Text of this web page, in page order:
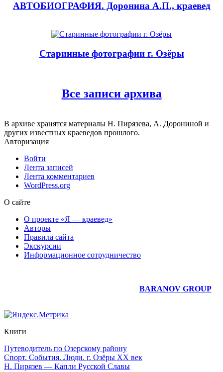
АВТОБИОГРАФИЯ. Доронина А.П., краевед
Старинные фотографии г. Озёры
Все записи архива
В архиве хранятся материалы Н. Пирязева, А. Дорониной и
других известных краеведов прошлого.
Авторизация
Войти
Лента записей
Лента комментариев
WordPress.org
О сайте
О проекте «Я — краевед»
Авторы
Правила сайта
Экскурсии
Информационное сотрудничество
BARANOV GROUP
Книги
Путеводитель по Озерскому району
Спорт. События. Люди. г. Озёры XX век
Н. Пирязев — Капли Русской Славы